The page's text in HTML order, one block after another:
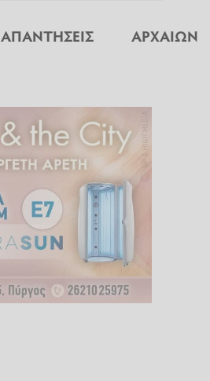
ΑΡΧΑΙΩΝ